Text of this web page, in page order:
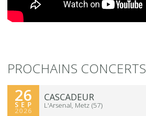
PROCHAINS CONCERTS
26
SEP
2026
CASCADEUR
L'Arsenal, Metz (57)
RÉSERVER